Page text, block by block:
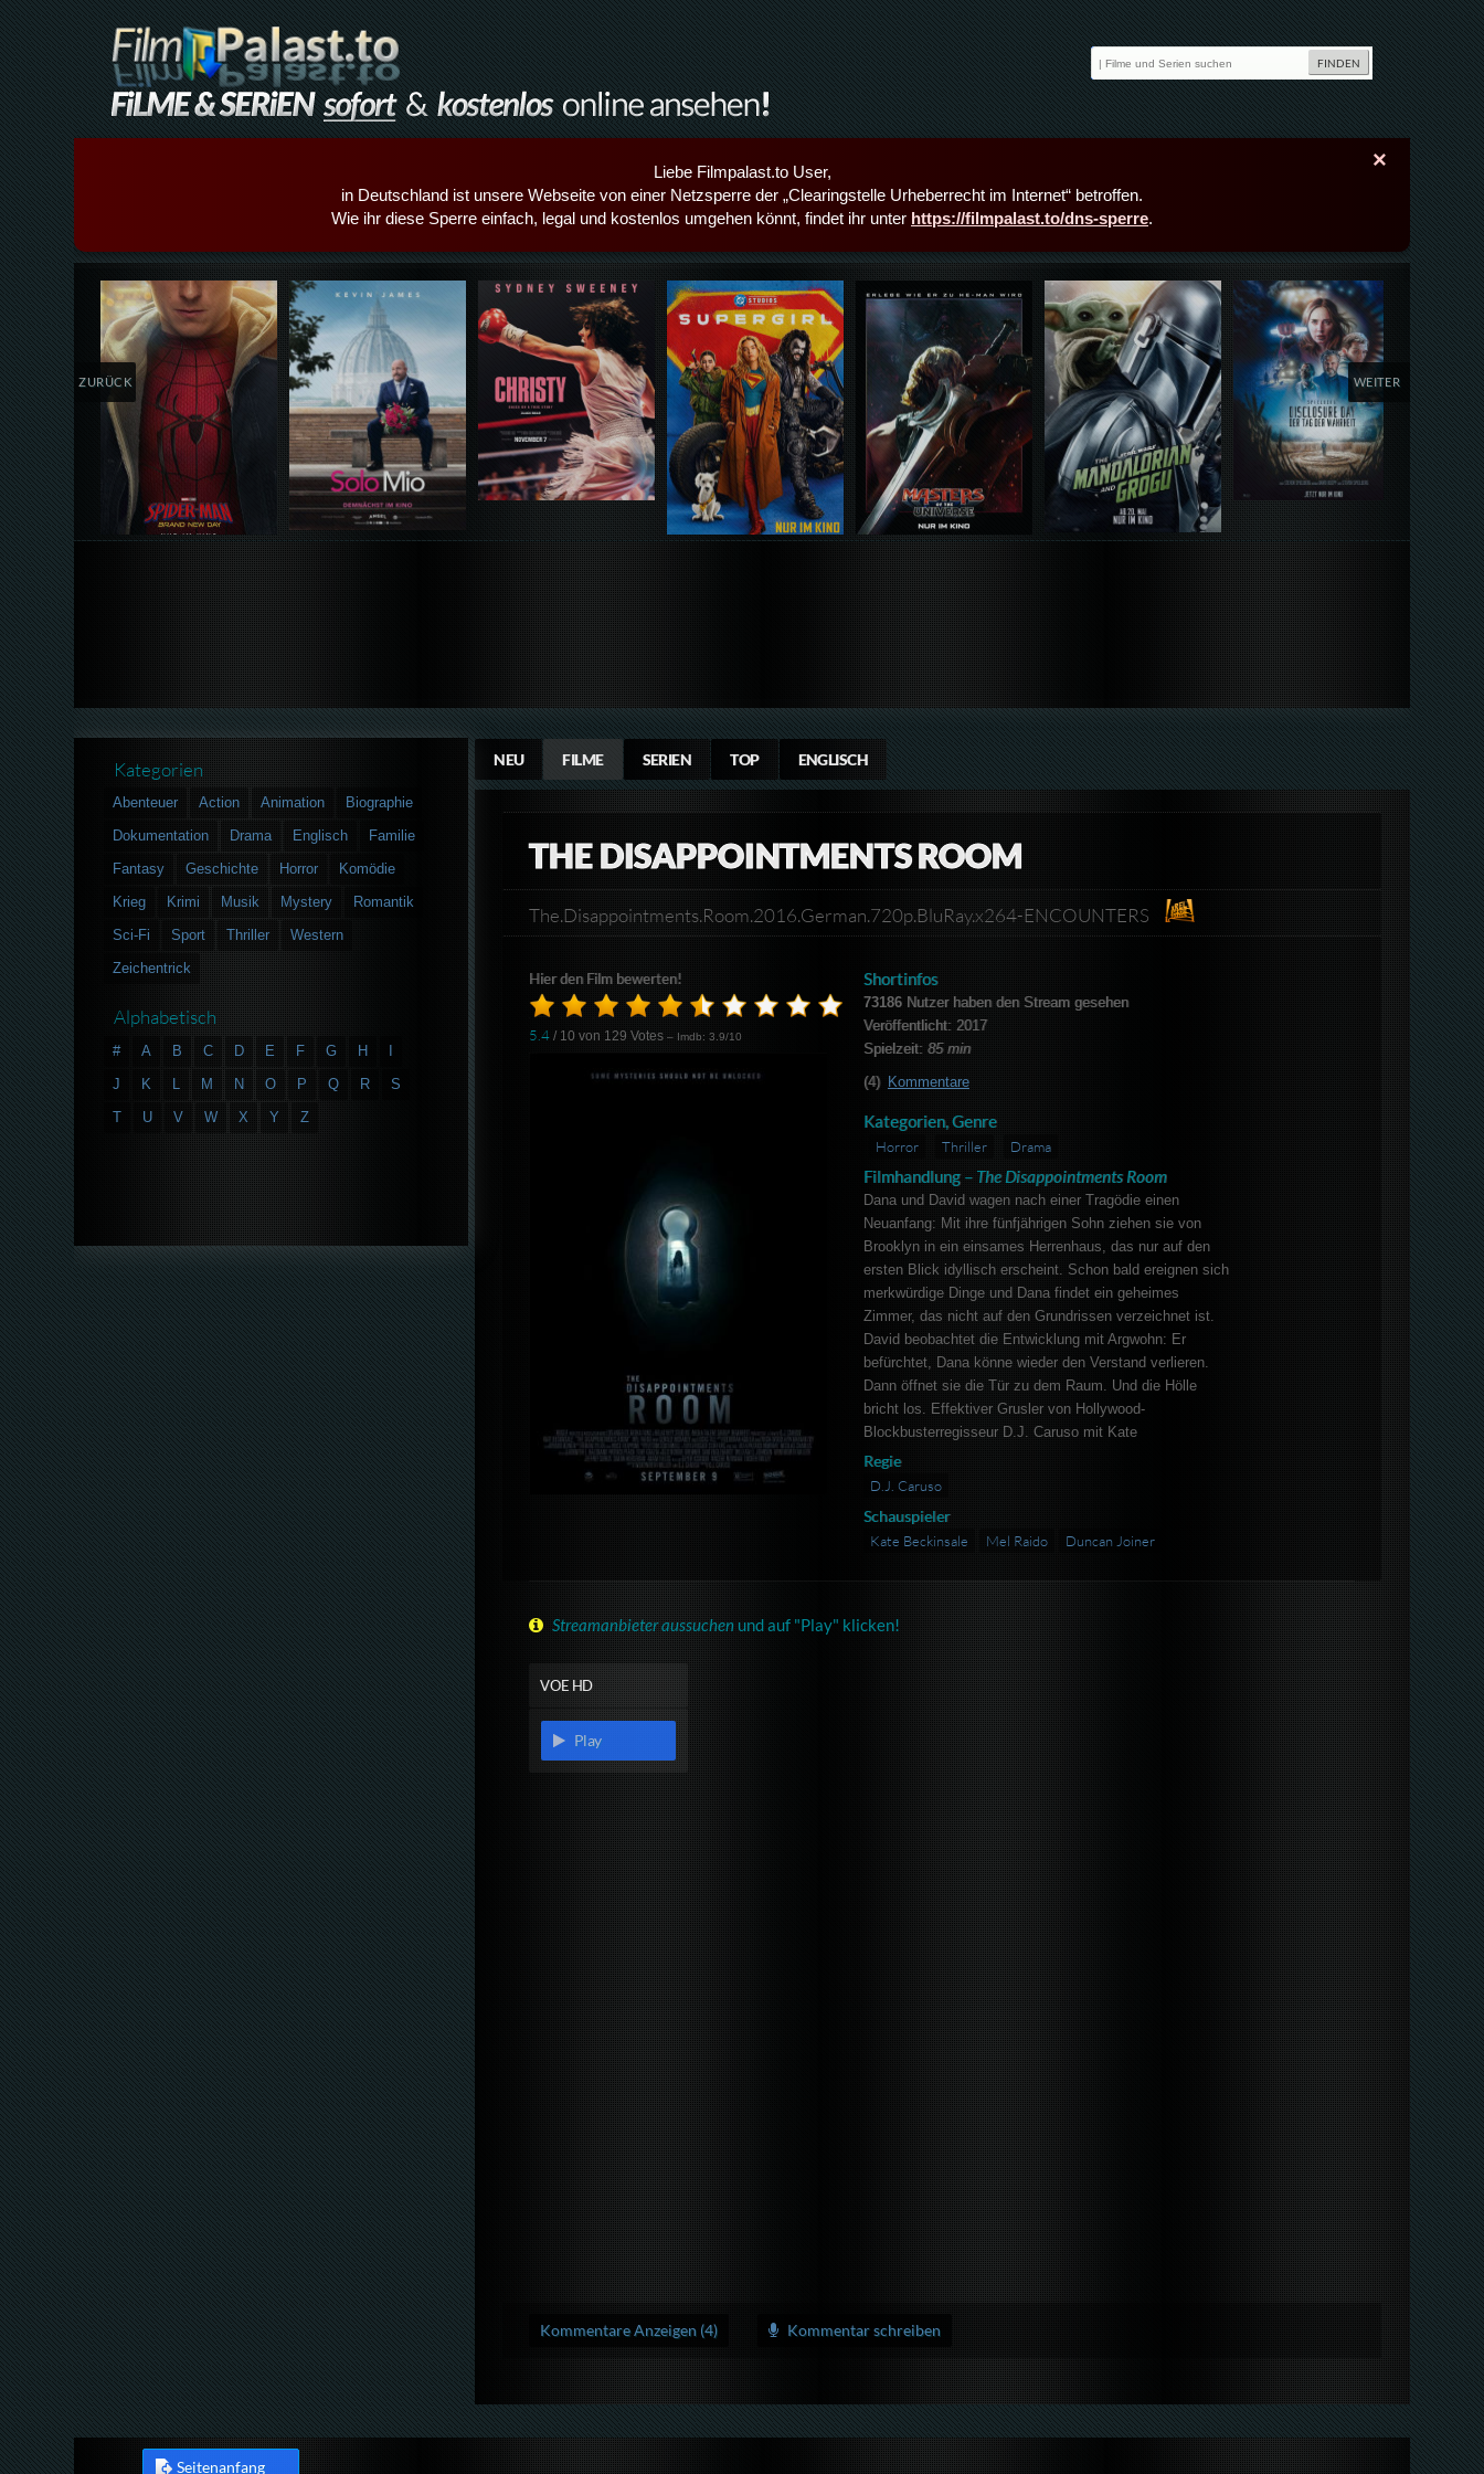
×
Liebe Filmpalast.to User,
in Deutschland ist unsere Webseite von einer Netzsperre der „Clearingstelle Urheberrecht im Internet“ betroffen.
Wie ihr diese Sperre einfach, legal und kostenlos umgehen könnt, findet ihr unter https://filmpalast.to/dns-sperre.
Details,Play Details,Play Details,Play Details,Play Details,Play Details,Play Details,Play
ZURÜCK WEITER
NEU FILME SERIEN TOP ENGLISCH
THE DISAPPOINTMENTS ROOM
The.Disappointments.Room.2016.German.720p.BluRay.x264-ENCOUNTERS
Hier den Film bewerten!
5.4 / 10 von 129 Votes – Imdb: 3.9/10
Shortinfos
73186Nutzer haben den Stream gesehen
Veröffentlicht: 2017
Spielzeit: 85 min
(4) Kommentare
Kategorien, Genre
Horror Thriller Drama
Filmhandlung – The Disappointments Room
Dana und David wagen nach einer Tragödie einen
Neuanfang: Mit ihre fünfjährigen Sohn ziehen sie von
Brooklyn in ein einsames Herrenhaus, das nur auf den
ersten Blick idyllisch erscheint. Schon bald ereignen sich
merkwürdige Dinge und Dana findet ein geheimes
Zimmer, das nicht auf den Grundrissen verzeichnet ist.
David beobachtet die Entwicklung mit Argwohn: Er
befürchtet, Dana könne wieder den Verstand verlieren.
Dann öffnet sie die Tür zu dem Raum. Und die Hölle
bricht los. Effektiver Grusler von Hollywood-
Blockbusterregisseur D.J. Caruso mit Kate
Regie
D.J. Caruso
Schauspieler
Kate Beckinsale Mel Raido Duncan Joiner
Streamanbieter aussuchen und auf "Play" klicken!
VOE HD
Play
Kommentare Anzeigen (4) Kommentar schreiben
Kategorien
Abenteuer Action Animation
Biographie
Dokumentation
Drama Englisch
Familie
Fantasy
Geschichte Horror
Komödie
Krieg
Krimi Musik Mystery
Romantik
Sci-Fi
Sport Thriller
Western
Zeichentrick
Alphabetisch
# A B C D E F G H
J
K L M N O P Q R
S
T
U V W X Y Z
Seitenanfang